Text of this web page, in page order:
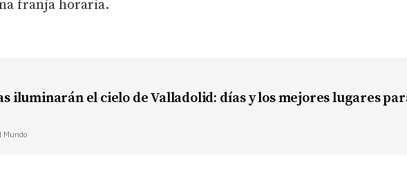
franja horaria.
iluminarán el cielo de Valladolid: días y los mejores lugares
Mundo